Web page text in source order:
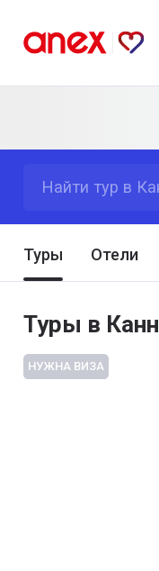
Найти тур в
Туры Отели
Туры в
НУЖНА ВИЗА